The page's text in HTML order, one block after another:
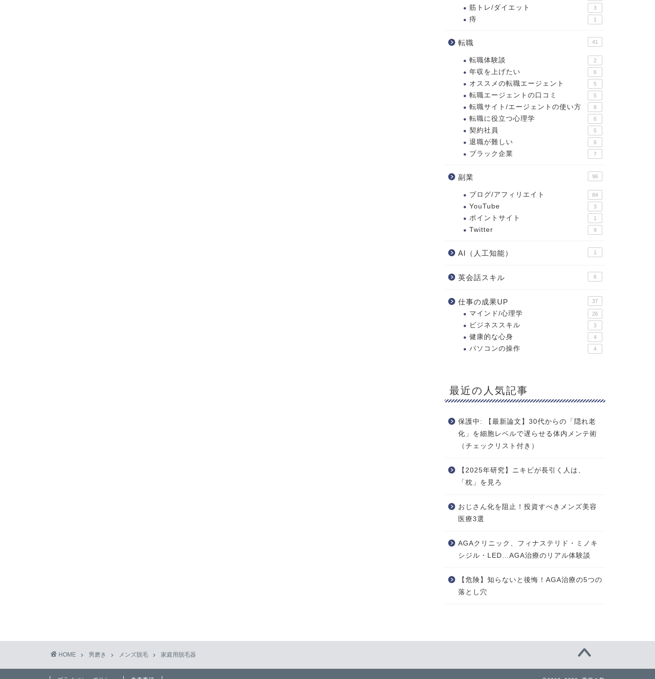
筋トレ/ダイエット 3
痔 1
転職 41
転職体験談 2
年収を上げたい 6
オススメの転職エージェント 5
転職エージェントの口コミ 5
転職サイト/エージェントの使い方 8
転職に役立つ心理学 6
契約社員 5
退職が難しい 6
ブラック企業 7
副業 96
ブログ/アフィリエイト 84
YouTube 3
ポイントサイト 1
Twitter 9
AI（人工知能） 1
英会話スキル 6
仕事の成果UP 37
マインド/心理学 26
ビジネススキル 3
健康的な心身 4
パソコンの操作 4
最近の人気記事
保護中: 【最新論文】30代からの「隠れ老
化」を細胞レベルで遅らせる体内メンテ術
（チェックリスト付き）
【2025年研究】ニキビが長引く人は、
「枕」を見ろ
おじさん化を阻止！投資すべきメンズ美容
医療3選
AGAクリニック、フィナステリド・ミノキ
シジル・LED…AGA治療のリアル体験談
【危険】知らないと後悔！AGA治療の5つの
落とし穴
HOME 男磨き メンズ脱毛 家庭用脱毛器